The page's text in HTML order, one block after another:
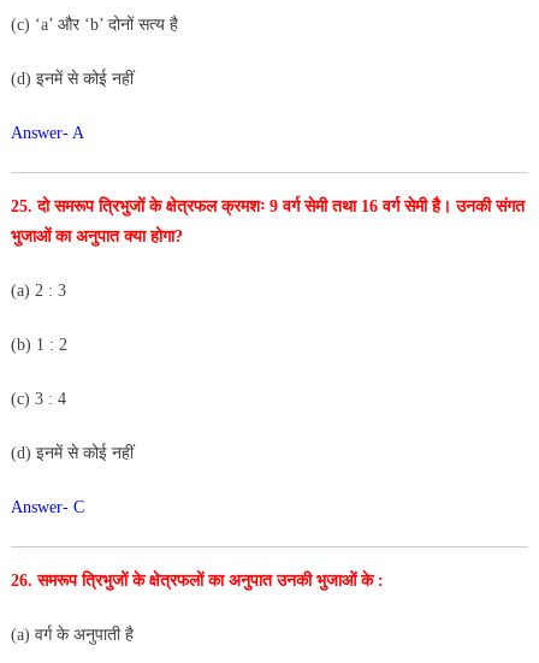
(c) ‘a’ और ‘b’ दोनों सत्य है
(d) इनमें से कोई नहीं
Answer- A
25. दो समरूप त्रिभुजों के क्षेत्रफल क्रमशः 9 वर्ग सेमी तथा 16 वर्गसेमी है। उनकी संगत
भुजाओं का अनुपात क्या होगा?
(a) 2 : 3
(b) 1 : 2
(c) 3 : 4
(d) इनमें से कोई नहीं
Answer- C
26. समरूप त्रिभुजों के क्षेत्रफलों का अनुपात उनकी भुजाओं के :
(a) वर्ग के अनुपाती है